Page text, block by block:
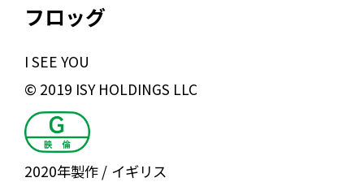
フロッグ
I SEE YOU
© 2019 ISY HOLDINGS LLC
2020年製作
イギリス